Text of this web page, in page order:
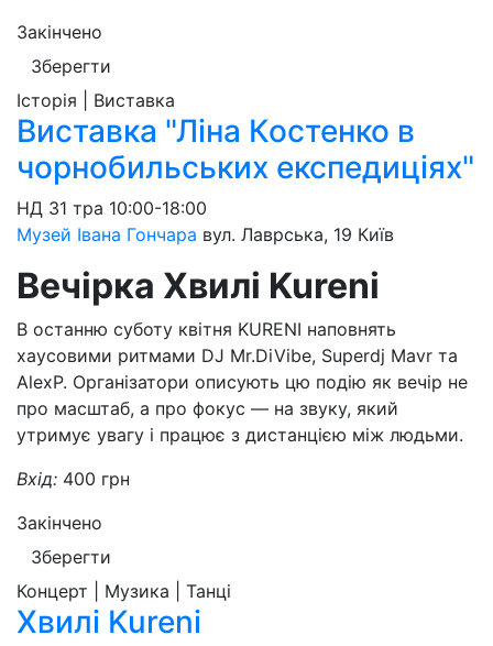
Закінчено
Зберегти
Історія | Виставка
Виставка "Ліна Костенко в
чорнобильських експедиціях"
НД 31 тра 10:00-18:00
Музей Івана Гончара вул. Лаврська, 19 Київ
Вечірка Хвилі Kureni
В останню суботу квітня KURENI наповнять
хаусовими ритмами DJ Mr.DiVibe, Superdj Mavr та
AlexP. Організатори описують цю подію як вечір не
про масштаб, а про фокус — на звуку, який
утримує увагу і працює з дистанцією між людьми.
Вхід: 400 грн
Закінчено
Зберегти
Концерт | Музика | Танці
Хвилі Kureni